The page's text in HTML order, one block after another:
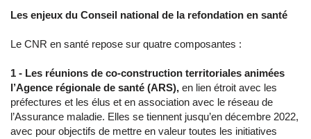
Les enjeux du Conseil national de la refondation en santé
Le CNR en santé repose sur quatre composantes :
1 - Les réunions de co-construction territoriales animées
l’Agence régionale de santé (ARS), en lien étroit avec les
préfectures et les élus et en association avec le réseau de
l’Assurance maladie. Elles se tiennent jusqu’en décembre 2022,
avec pour objectifs de mettre en valeur toutes les initiatives